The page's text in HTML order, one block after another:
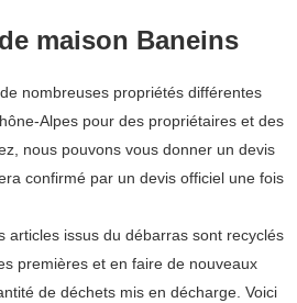
maison Baneins
nombreuses propriétés différentes
Alpes pour des propriétaires et des
nous pouvons vous donner un devis
confirmé par un devis officiel une fois
articles issus du débarras sont recyclés
premières et en faire de nouveaux
de déchets mis en décharge. Voici